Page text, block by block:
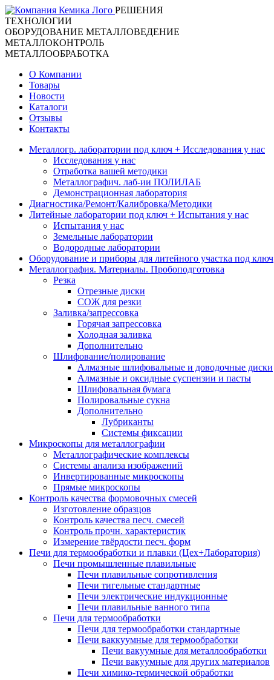
РЕШЕНИЯ
ТЕХНОЛОГИИ
ОБОРУДОВАНИЕ МЕТАЛЛОВЕДЕНИЕ
МЕТАЛЛОКОНТРОЛЬ
МЕТАЛЛООБРАБОТКА
О Компании
Товары
Новости
Каталоги
Отзывы
Контакты
Металлогр. лаборатории под ключ + Исследования у нас
Исследования у нас
Отработка вашей методики
Металлографич. лаб-ии ПОЛИЛАБ
Демонстрационная лаборатория
Диагностика/Pемонт/Калибровка/Методики
Литейные лаборатории под ключ + Испытания у нас
Испытания у нас
Земельные лаборатории
Водородные лаборатории
Оборудование и приборы для литейного участка под ключ
Металлография. Материалы. Пробоподготовка
Резка
Отрезные диски
СОЖ для резки
Заливка/запрессовка
Горячая запрессовка
Холодная заливка
Дополнительно
Шлифование/полирование
Алмазные шлифовальные и доводочные диски
Алмазные и оксидные суспензии и пасты
Шлифовальная бумага
Полировальные сукна
Дополнительно
Лубриканты
Системы фиксации
Микроскопы для металлографии
Металлографические комплексы
Системы анализа изображений
Инвертированные микроскопы
Прямые микроскопы
Контроль качества формовочных смесей
Изготовление образцов
Контроль качества песч. смесей
Контроль прочн. характеристик
Измерение твёрдости песч. форм
Печи для термообработки и плавки (Цех+Лаборатория)
Печи промышленные плавильные
Печи плавильные сопротивления
Печи тигельные стандартные
Печи электрические индукционные
Печи плавильные ванного типа
Печи для термообработки
Печи для термообработки стандартные
Печи ваккуумные для термообработки
Печи вакуумные для металлообработки
Печи вакуумные для других материалов
Печи химико-термической обработки